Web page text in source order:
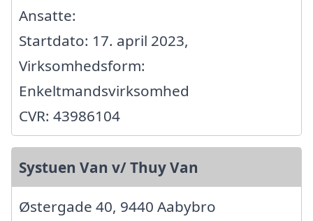
Ansatte:
Startdato: 17. april 2023,
Virksomhedsform:
Enkeltmandsvirksomhed
CVR: 43986104
Systuen Van v/ Thuy Van
Østergade 40, 9440 Aabybro